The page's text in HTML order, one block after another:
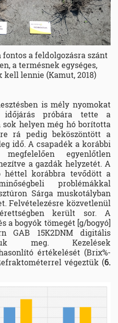
a feldolgozásra szánt
a termésnek egységes,
lennie (Kamut, 2018)
is mély nyomokat
próbára tette a
helyen még hó borította
rá pedig beköszöntött a
idő. A csapadék a korábbi
egyenlőtlen
a gazdák helyzetét. A
héttel korábbra tevődött a
problémákkal
Sárga muskotályban
Felvételezésre közvetlenül
került sor. A
a bogyók tömegét [g/bogyó]
GAB 15K2DNM digitális
meg. Kezelések
értékelését (Brix%-
végeztük (6.